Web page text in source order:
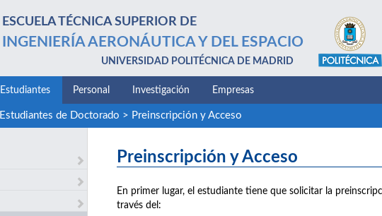
ESCUELA TÉCNICA SUPERIOR DE
INGENIERÍA AERONÁUTICA Y DEL ESPACIO
UNIVERSIDAD POLITÉCNICA DE MADRID
Estudiantes Personal Investigación Empresas
Estudiantes de Doctorado > Preinscripción y Acceso
Preinscripción y Acceso
En primer lugar, el estudiante tiene que solicitar la
través del: